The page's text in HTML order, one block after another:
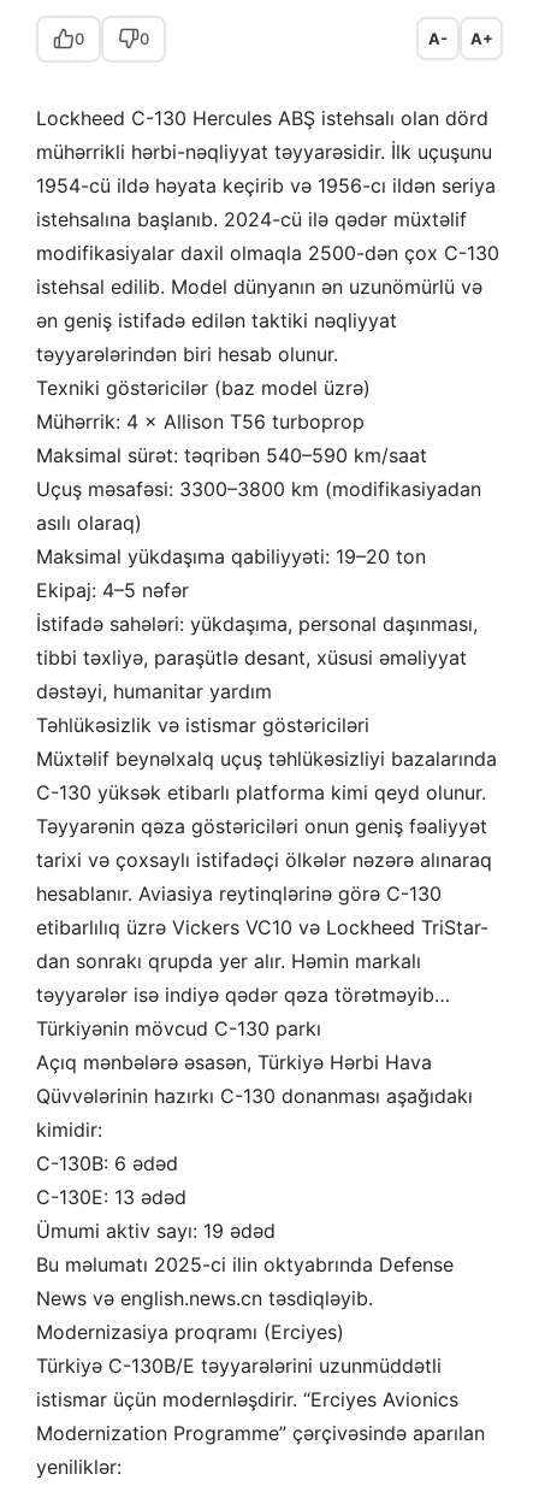
0 0 A- A+
Lockheed C-130 Hercules ABŞ istehsalı olan dörd
mühərrikli hərbi-nəqliyyat təyyarəsidir. İlk uçuşunu
1954-cü ildə həyata keçirib və 1956-cı ildən seriya
istehsalına başlanıb. 2024-cü ilə qədər müxtəlif
modifikasiyalar daxil olmaqla 2500-dən çox C-130
istehsal edilib. Model dünyanın ən uzunömürlü və
ən geniş istifadə edilən taktiki nəqliyyat
təyyarələrindən biri hesab olunur.
Texniki göstəricilər (baz model üzrə)
Mühərrik: 4 × Allison T56 turboprop
Maksimal sürət: təqribən 540–590 km/saat
Uçuş məsafəsi: 3300–3800 km (modifikasiyadan
asılı olaraq)
Maksimal yükdaşıma qabiliyyəti: 19–20 ton
Ekipaj: 4–5 nəfər
İstifadə sahələri: yükdaşıma, personal daşınması,
tibbi təxliyə, paraşütlə desant, xüsusi əməliyyat
dəstəyi, humanitar yardım
Təhlükəsizlik və istismar göstəriciləri
Müxtəlif beynəlxalq uçuş təhlükəsizliyi bazalarında
C-130 yüksək etibarlı platforma kimi qeyd olunur.
Təyyarənin qəza göstəriciləri onun geniş fəaliyyət
tarixi və çoxsaylı istifadəçi ölkələr nəzərə alınaraq
hesablanır. Aviasiya reytinqlərinə görə C-130
etibarlılıq üzrə Vickers VC10 və Lockheed TriStar-
dan sonrakı qrupda yer alır. Həmin markalı
təyyarələr isə indiyə qədər qəza törətməyib…
Türkiyənin mövcud C-130 parkı
Açıq mənbələrə əsasən, Türkiyə Hərbi Hava
Qüvvələrinin hazırkı C-130 donanması aşağıdakı
kimidir:
C-130B: 6 ədəd
C-130E: 13 ədəd
Ümumi aktiv sayı: 19 ədəd
Bu məlumatı 2025-ci ilin oktyabrında Defense
News və english.news.cn təsdiqləyib.
Modernizasiya proqramı (Erciyes)
Türkiyə C-130B/E təyyarələrini uzunmüddətli
istismar üçün modernləşdirir. “Erciyes Avionics
Modernization Programme” çərçivəsində aparılan
yeniliklər: